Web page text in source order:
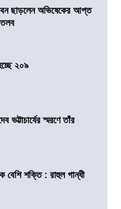
ছাড়লেন অভিষেকের আপ্ত
২০৯
ভট্টাচার্যের স্মরণে তাঁর
বেশি শক্তি : রাহুল গান্ধী